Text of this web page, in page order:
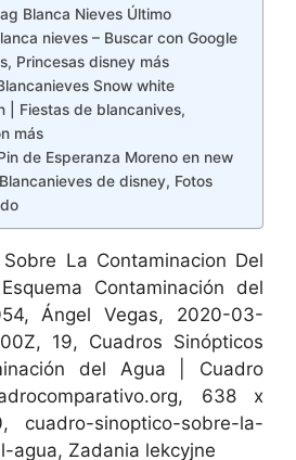
Blanca Nieves Último
nieves – Buscar con Google
Princesas disney más
Snow white
| Fiestas de blancanives,
más
de Esperanza Moreno en new
de disney, Fotos
La Contaminacion Del
Contaminación del
Ángel Vegas, 2020-03-
19, Cuadros Sinópticos
del Agua | Cuadro
638 x
sinoptico-sobre-la-
agua, Zadania lekcyjne